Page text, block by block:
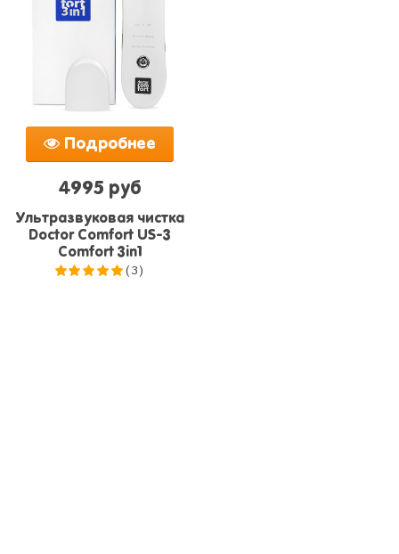
Подробнее
4995 руб
Ультразвуковая чистка
Doctor Comfort US-3
Comfort 3in1
(3)